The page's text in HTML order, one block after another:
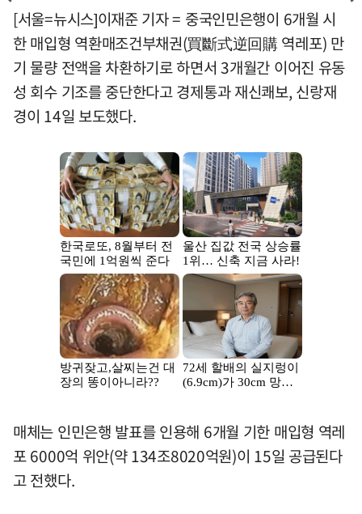
[서울=뉴시스]이재준 기자 = 중국인민은행이 6개월 시
한 매입형 역환매조건부채권(買斷式逆回購 역레포) 만
기 물량 전액을 차환하기로 하면서 3개월간 이어진 유동
성 회수 기조를 중단한다고 경제통과 재신쾌보, 신랑재
경이 14일 보도했다.
매체는 인민은행 발표를 인용해 6개월 기한 매입형 역레
포 6000억 위안(약 134조8020억원)이 15일 공급된다
고 전했다.